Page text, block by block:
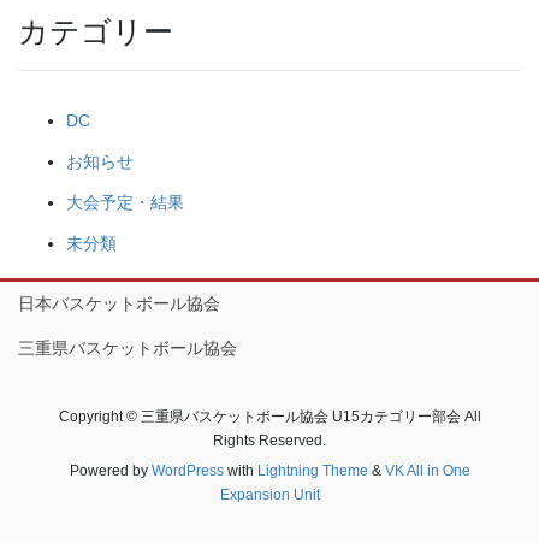
カテゴリー
DC
お知らせ
大会予定・結果
未分類
日本バスケットボール協会
三重県バスケットボール協会
Copyright © 三重県バスケットボール協会 U15カテゴリー部会 All
Rights Reserved.
Powered by WordPresswith Lightning Theme & VK All in One
Expansion Unit